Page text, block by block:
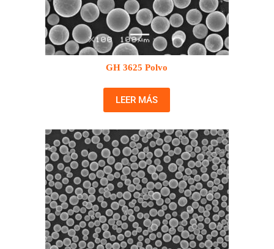
GH 3625 Polvo
LEER MÁS